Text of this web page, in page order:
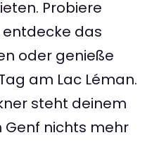
Probiere
entdecke das
oder genieße
am Lac Léman.
steht deinem
Genf nichts mehr